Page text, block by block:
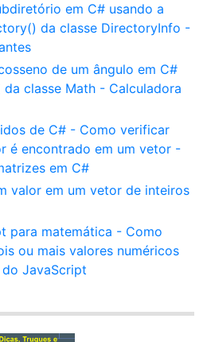
em C# usando a
da classe DirectoryInfo -
de um ângulo em C#
classe Math - Calculadora
de C# - Como verificar
é encontrado em um vetor -
em C#
valor em um vetor de inteiros
para matemática - Como
ou mais valores numéricos
JavaScript